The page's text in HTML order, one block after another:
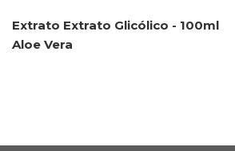
Extrato Extrato Glicólico - 100ml
Aloe Vera